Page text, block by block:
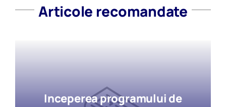
Articole recomandate
Inceperea programului de